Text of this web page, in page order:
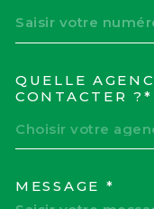
QUELLE
CONTACTER ?*
Choisir votre
MESSAGE *